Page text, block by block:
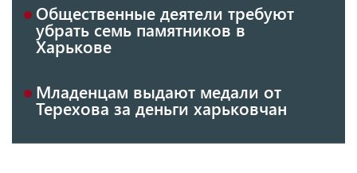
Общественные деятели требуют
убрать семь памятников в
Харькове
Младенцам выдают медали от
Терехова за деньги харьковчан